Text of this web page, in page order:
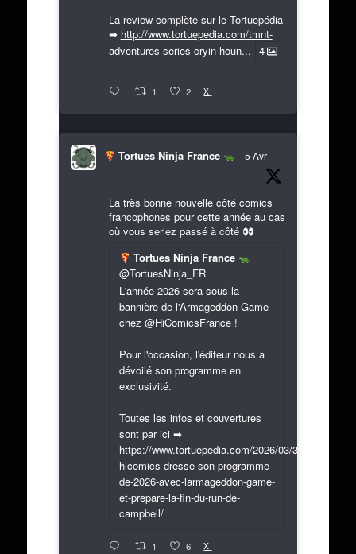
La review complète sur le Tortuepédia
➡ http://www.tortuepedia.com/tmnt-
adventures-series-cryin-houn... 4
1 2 X
Tortues Ninja France 5 Avr
La très bonne nouvelle côté comics
francophones pour cette année au cas
où vous seriez passé à côté
Tortues Ninja France
@TortuesNinja_FR
L'année 2026 sera sous la
bannière de l'Armageddon Game
chez @HiComicsFrance !
Pour l'occasion, l'éditeur nous a
dévoilé son programme en
exclusivité.
Toutes les infos et couvertures
sont par ici ➡
https://www.tortuepedia.com/2026/03/31/exclusif-
hicomics-dresse-son-programme-
de-2026-avec-larmageddon-game-
et-prepare-la-fin-du-run-de-
campbell/
1 6 X